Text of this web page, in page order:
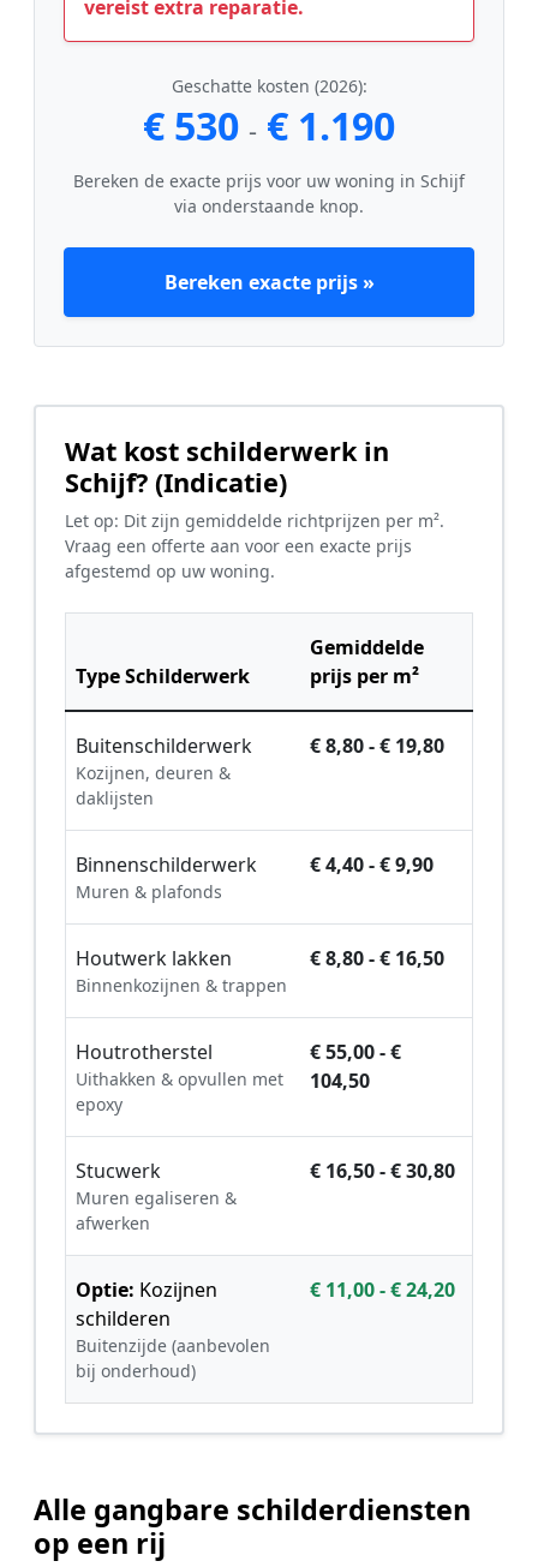
vereist extra reparatie.
Geschatte kosten (2026):
€ 530 - € 1.190
Bereken de exacte prijs voor uw woning in Schijf
via onderstaande knop.
Bereken exacte prijs »
Wat kost schilderwerk in
Schijf? (Indicatie)
Let op: Dit zijn gemiddelde richtprijzen per m².
Vraag een offerte aan voor een exacte prijs
afgestemd op uw woning.
Type Schilderwerk
Gemiddelde
prijs per m²
Buitenschilderwerk
Kozijnen, deuren &
daklijsten
€ 8,80 - € 19,80
Binnenschilderwerk
Muren & plafonds
€ 4,40 - € 9,90
Houtwerk lakken
Binnenkozijnen & trappen
€ 8,80 - € 16,50
Houtrotherstel
Uithakken & opvullen met
epoxy
€ 55,00 - €
104,50
Stucwerk
Muren egaliseren &
afwerken
€ 16,50 - € 30,80
Optie: Kozijnen
schilderen
Buitenzijde (aanbevolen
bij onderhoud)
€ 11,00 - € 24,20
Alle gangbare schilderdiensten
op een rij